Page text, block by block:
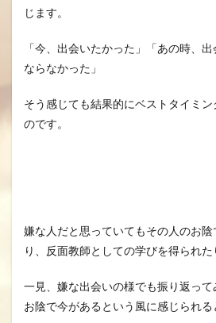
じます。
「今、出会いたかった」「あの時、
ならなかった」
そう感じても結果的にベストタイミ
のです。
嫌な人だと思っていてもその人のお
り、反面教師としての学びを得られた
一見、嫌な出会いの様でも振り返っ
お陰で今があるという風に感じられる